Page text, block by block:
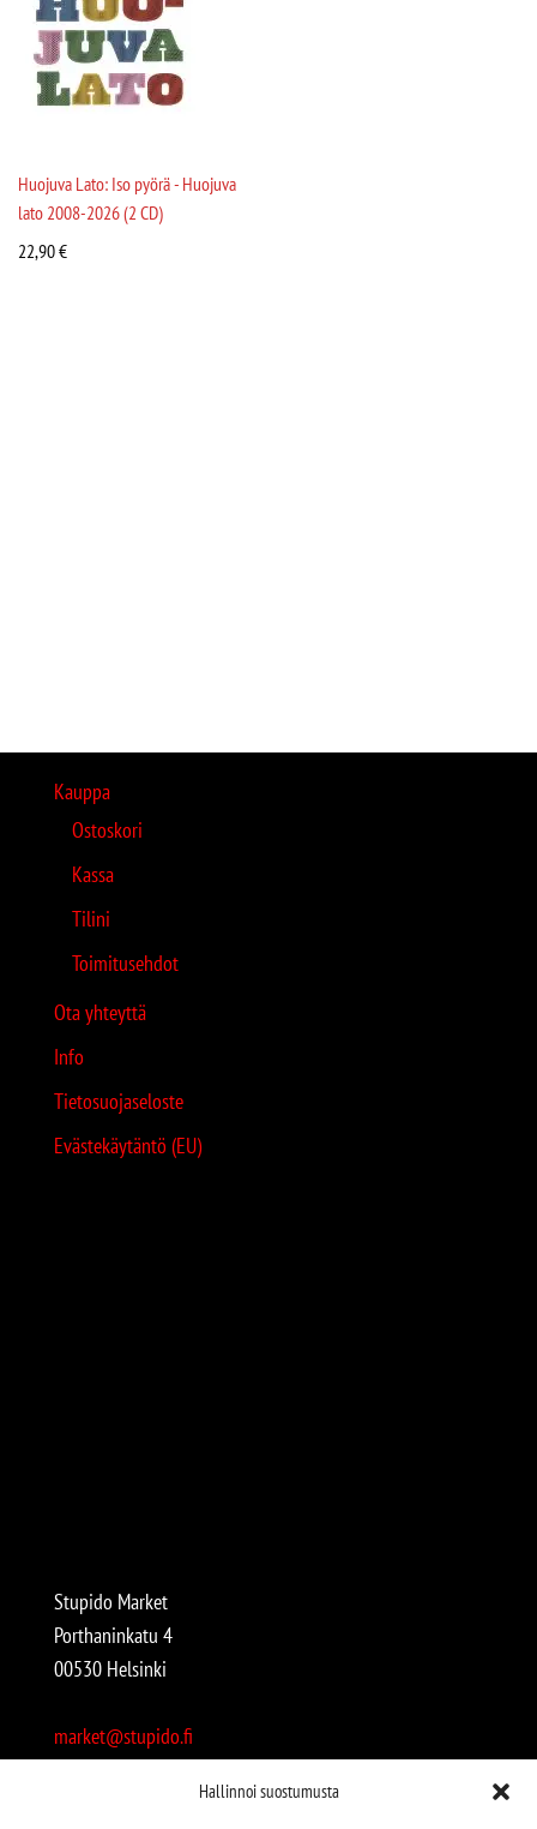
Hallinnoi suostumusta
Huojuva Lato: Iso pyörä - Huojuva
lato 2008-2026 (2 CD)
22,90€
Kauppa
Ostoskori
Kassa
Tilini
Toimitusehdot
Ota yhteyttä
Info
Tietosuojaseloste
Evästekäytäntö (EU)
Stupido Market
Porthaninkatu 4
00530 Helsinki
market@stupido.fi